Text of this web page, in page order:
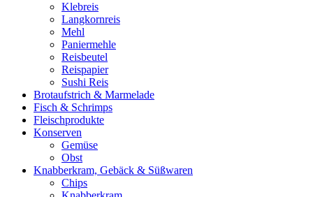
Klebreis
Langkornreis
Mehl
Paniermehle
Reisbeutel
Reispapier
Sushi Reis
Brotaufstrich & Marmelade
Fisch & Schrimps
Fleischprodukte
Konserven
Gemüse
Obst
Knabberkram, Gebäck & Süßwaren
Chips